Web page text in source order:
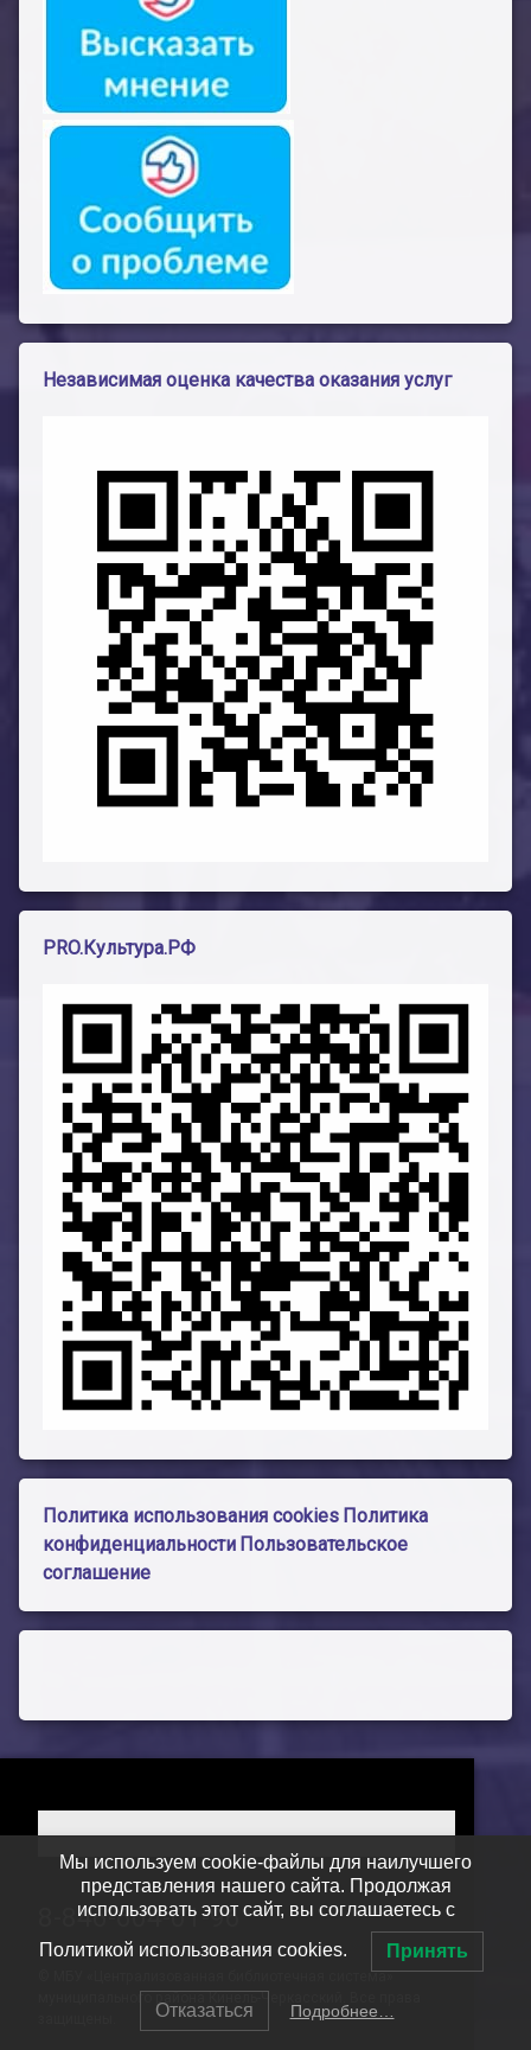
Независимая оценка качества оказания услуг
PRO.Культура.РФ
Политика использования cookies Политика
конфиденциальности Пользовательское
соглашение
Тел:
8-846-604-01-96
© МБУ «Централизованная библиотечная система»
муниципального района Кинель-Черкасский. Все права
Мы используем cookie-файлы для наилучшего
представления нашего сайта. Продолжая
использовать этот сайт, вы соглашаетесь с
Политикой использования cookies. Принять
Отказаться Подробнее…